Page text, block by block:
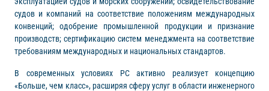
судов и компаний на соответствие положениям международных
конвенций; одобрение промышленной продукции и признание
производств; сертификацию систем менеджмента на соответствие
требованиям международных и национальных стандартов.
В современных условиях РС активно реализует концепцию
«Больше, чем класс», расширяя сферу услуг в области инженерного